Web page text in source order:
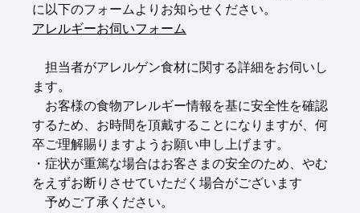
に以下のフォームよりお知らせください。
アレルギーお伺いフォーム
担当者がアレルゲン食材に関する詳細をお伺いし
ます。
お客様の食物アレルギー情報を基に安全性を確認
するため、お時間を頂戴することになりますが、何
卒ご理解賜りますようお願い申し上げます。
・症状が重篤な場合はお客さまの安全のため、やむ
をえずお断りさせていただく場合がございます
予めご了承ください。